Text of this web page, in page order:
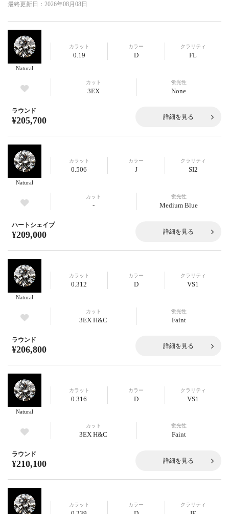
最終更新日： 2026年08月08日
Natural
カラット
0.19
カラー
D
クラリティ
FL
カット
3EX
蛍光性
None
ラウンド
¥205,700 詳細を見る
Natural
カラット
0.506
カラー
J
クラリティ
SI2
カット
-
蛍光性
Medium Blue
ハートシェイプ
¥209,000 詳細を見る
Natural
カラット
0.312
カラー
D
クラリティ
VS1
カット
3EX H&C
蛍光性
Faint
ラウンド
¥206,800 詳細を見る
Natural
カラット
0.316
カラー
D
クラリティ
VS1
カット
3EX H&C
蛍光性
Faint
ラウンド
¥210,100 詳細を見る
カラット カラー クラリティ